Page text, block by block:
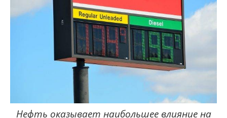
Нефть оказывает наибольшее влияние на